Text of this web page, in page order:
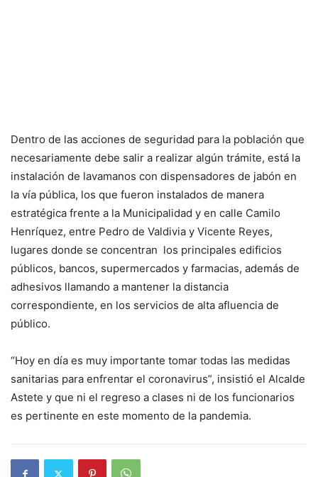
Dentro de las acciones de seguridad para la población que
necesariamente debe salir a realizar algún trámite, está la
instalación de lavamanos con dispensadores de jabón en
la vía pública, los que fueron instalados de manera
estratégica frente a la Municipalidad y en calle Camilo
Henríquez, entre Pedro de Valdivia y Vicente Reyes,
lugares donde se concentran los principales edificios
públicos, bancos, supermercados y farmacias, además de
adhesivos llamando a mantener la distancia
correspondiente, en los servicios de alta afluencia de
público.
“Hoy en día es muy importante tomar todas las medidas
sanitarias para enfrentar el coronavirus”, insistió el Alcalde
Astete y que ni el regreso a clases ni de los funcionarios
es pertinente en este momento de la pandemia.